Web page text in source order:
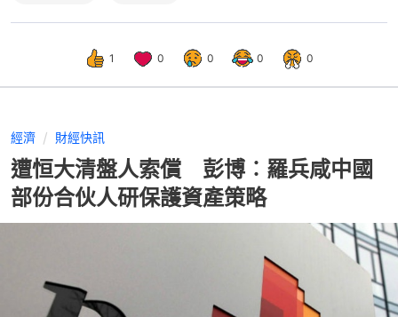
1 0 0 0 0
經濟 財經快訊
遭恒大清盤人索償 彭博︰羅兵咸中國
部份合伙人研保護資產策略